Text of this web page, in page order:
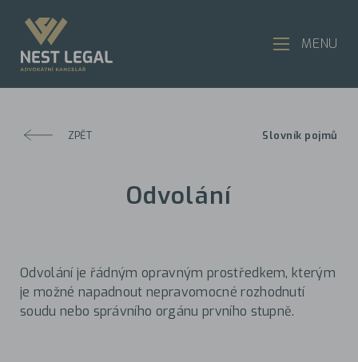
ZPĚT Slovník pojmů
Odvolání
Odvolání je řádným opravným prostředkem, kterým
je možné napadnout nepravomocné rozhodnutí
soudu nebo správního orgánu prvního stupně.
MENU